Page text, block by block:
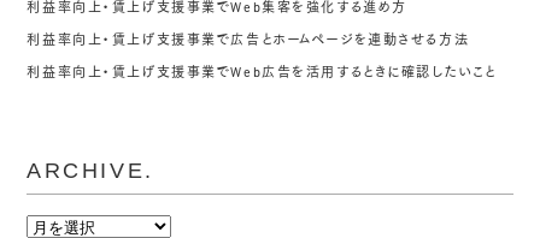
利益率向上・賃上げ支援事業でWeb集客を強化する進め方
利益率向上・賃上げ支援事業で広告とホームページを連動させる方法
利益率向上・賃上げ支援事業でWeb広告を活用するときに確認したいこと
ARCHIVE.
ARCHIVE.